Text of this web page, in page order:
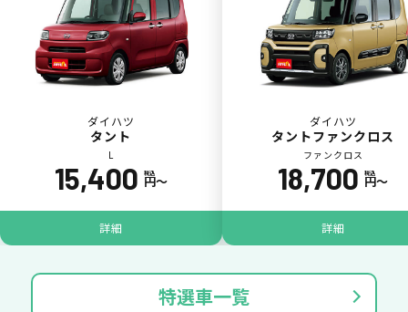
5
ジョイカル たすカッター3
ダイハツ
タント
L
15,400 税込
円〜
詳細
ダイハツ
タントファンクロス
ファンクロス
18,700 税込
円〜
詳細
特選車一覧